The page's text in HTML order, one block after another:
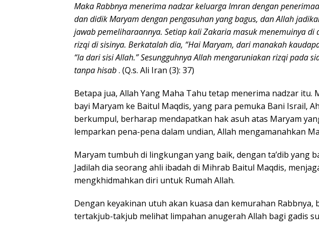
Maka Rabbnya menerima nadzar keluarga Imran dengan
dan didik Maryam dengan pengasuhan yang bagus, dan Allah
jawab pemeliharaannya. Setiap kali Zakaria masuk menemuinya
rizqi di sisinya. Berkatalah dia, “Hai Maryam, dari manakah
“la dari sisi Allah.” Sesungguhnya Allah mengaruniakan rizqi pada
tanpa hisab. (Q.s. Ali Iran (3): 37)
Betapa jua, Allah Yang Maha Tahu tetap menerima nadzar itu.
bayi Maryam ke Baitul Maqdis, yang para pemuka Bani Israil,
berkumpul, berharap mendapatkan hak asuh atas Maryam
lemparkan pena-pena dalam undian, Allah mengamanahkan
Maryam tumbuh di lingkungan yang baik, dengan ta’dib yang
Jadilah dia seorang ahli ibadah di Mihrab Baitul Maqdis,
mengkhidmahkan diri untuk Rumah Allah.
Dengan keyakinan utuh akan kuasa dan kemurahan Rabbnya,
tertakjub-takjub melihat limpahan anugerah Allah bagi gadis